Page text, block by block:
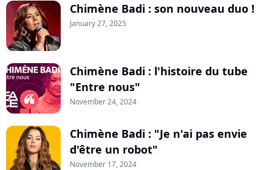
Chimène Badi : son nouveau duo !
January 27, 2025
Chimène Badi : l'histoire du tube
"Entre nous"
November 24, 2024
Chimène Badi : "Je n'ai pas envie
d'être un robot"
November 17, 2024